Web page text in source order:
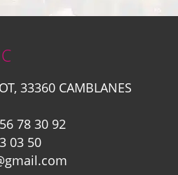
33360 CAMBLANES
78 30 92
03 50